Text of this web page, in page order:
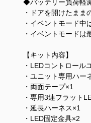
◆バッテリー負荷軽
・ドアを開けたまま
・イベントモード中
・イベントモードは
【キット内容】
・LEDコントロール
・ユニット専用ハー
・両面テープ×1
・専用3連フラット
・延長ハーネス×1
・LED固定金具×2